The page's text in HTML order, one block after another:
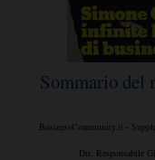
Sommario del
BusinessCommunity.it -
Dir. Responsabile